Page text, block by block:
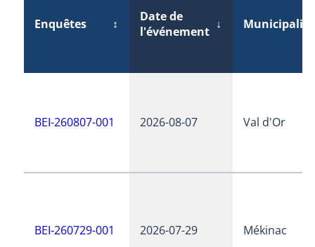
Enquêtes ↕
Date de
l'événement ↓ Municipalité
BEI-260807-001 2026-08-07 Val d'Or
BEI-260729-001 2026-07-29 Mékinac